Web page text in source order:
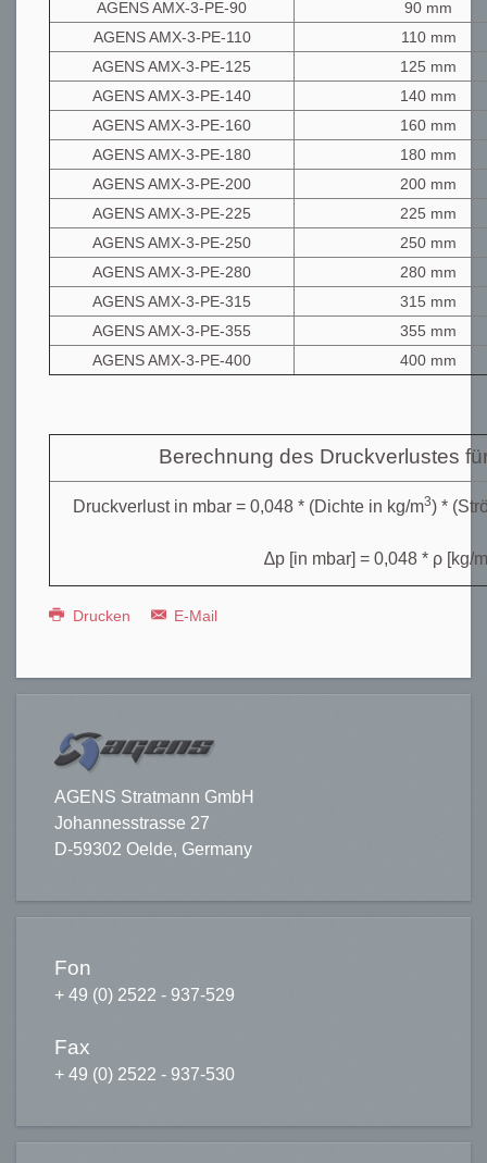
AGENS AMX-3-PE-90
90 mm
AGENS AMX-3-PE-110
110 mm
AGENS AMX-3-PE-125
125 mm
AGENS AMX-3-PE-140
140 mm
AGENS AMX-3-PE-160
160 mm
AGENS AMX-3-PE-180
180 mm
AGENS AMX-3-PE-200
200 mm
AGENS AMX-3-PE-225
225 mm
AGENS AMX-3-PE-250
250 mm
AGENS AMX-3-PE-280
280 mm
AGENS AMX-3-PE-315
315 mm
AGENS AMX-3-PE-355
355 mm
AGENS AMX-3-PE-400
400 mm
Berechnung des Druckverlustes
Druckverlust in mbar = 0,048 * (Dichte in kg/m3) *
∆p [in mbar] = 0,048 * ρ [kg/m
Drucken E-Mail
AGENS Stratmann GmbH
Johannesstrasse 27
D-59302 Oelde, Germany
Fon
+ 49 (0) 2522 - 937-529
Fax
+ 49 (0) 2522 - 937-530